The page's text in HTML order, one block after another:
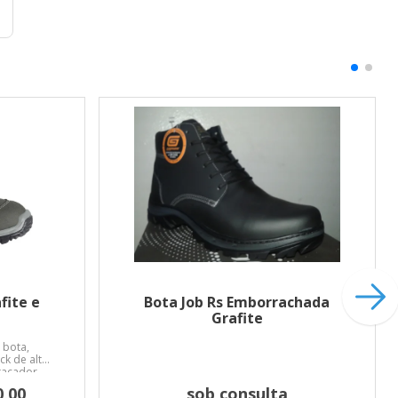
e
bota,
de alta
Bota Job Rs Emborrachada
Grafite
sob consulta